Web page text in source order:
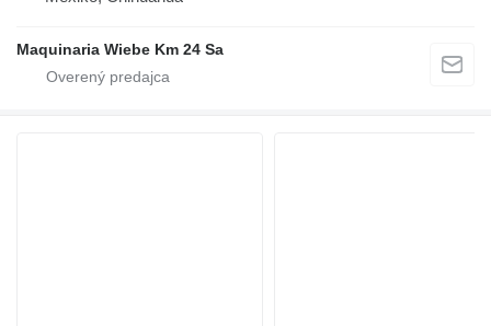
Maquinaria Wiebe Km 24 Sa